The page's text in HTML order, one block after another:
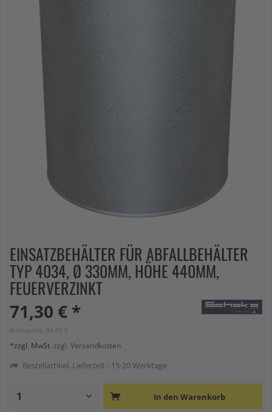
EINSATZBEHÄLTER FÜR ABFALLBEHÄLTER
TYP 4034, Ø 330MM, HÖHE 440MM,
FEUERVERZINKT
71,30 € *
Bruttopreis: 84,85 €
*zzgl. MwSt. zzgl. Versandkosten
Bestellartikel. Lieferzeit - 15-20 Werktage
In den Warenkorb